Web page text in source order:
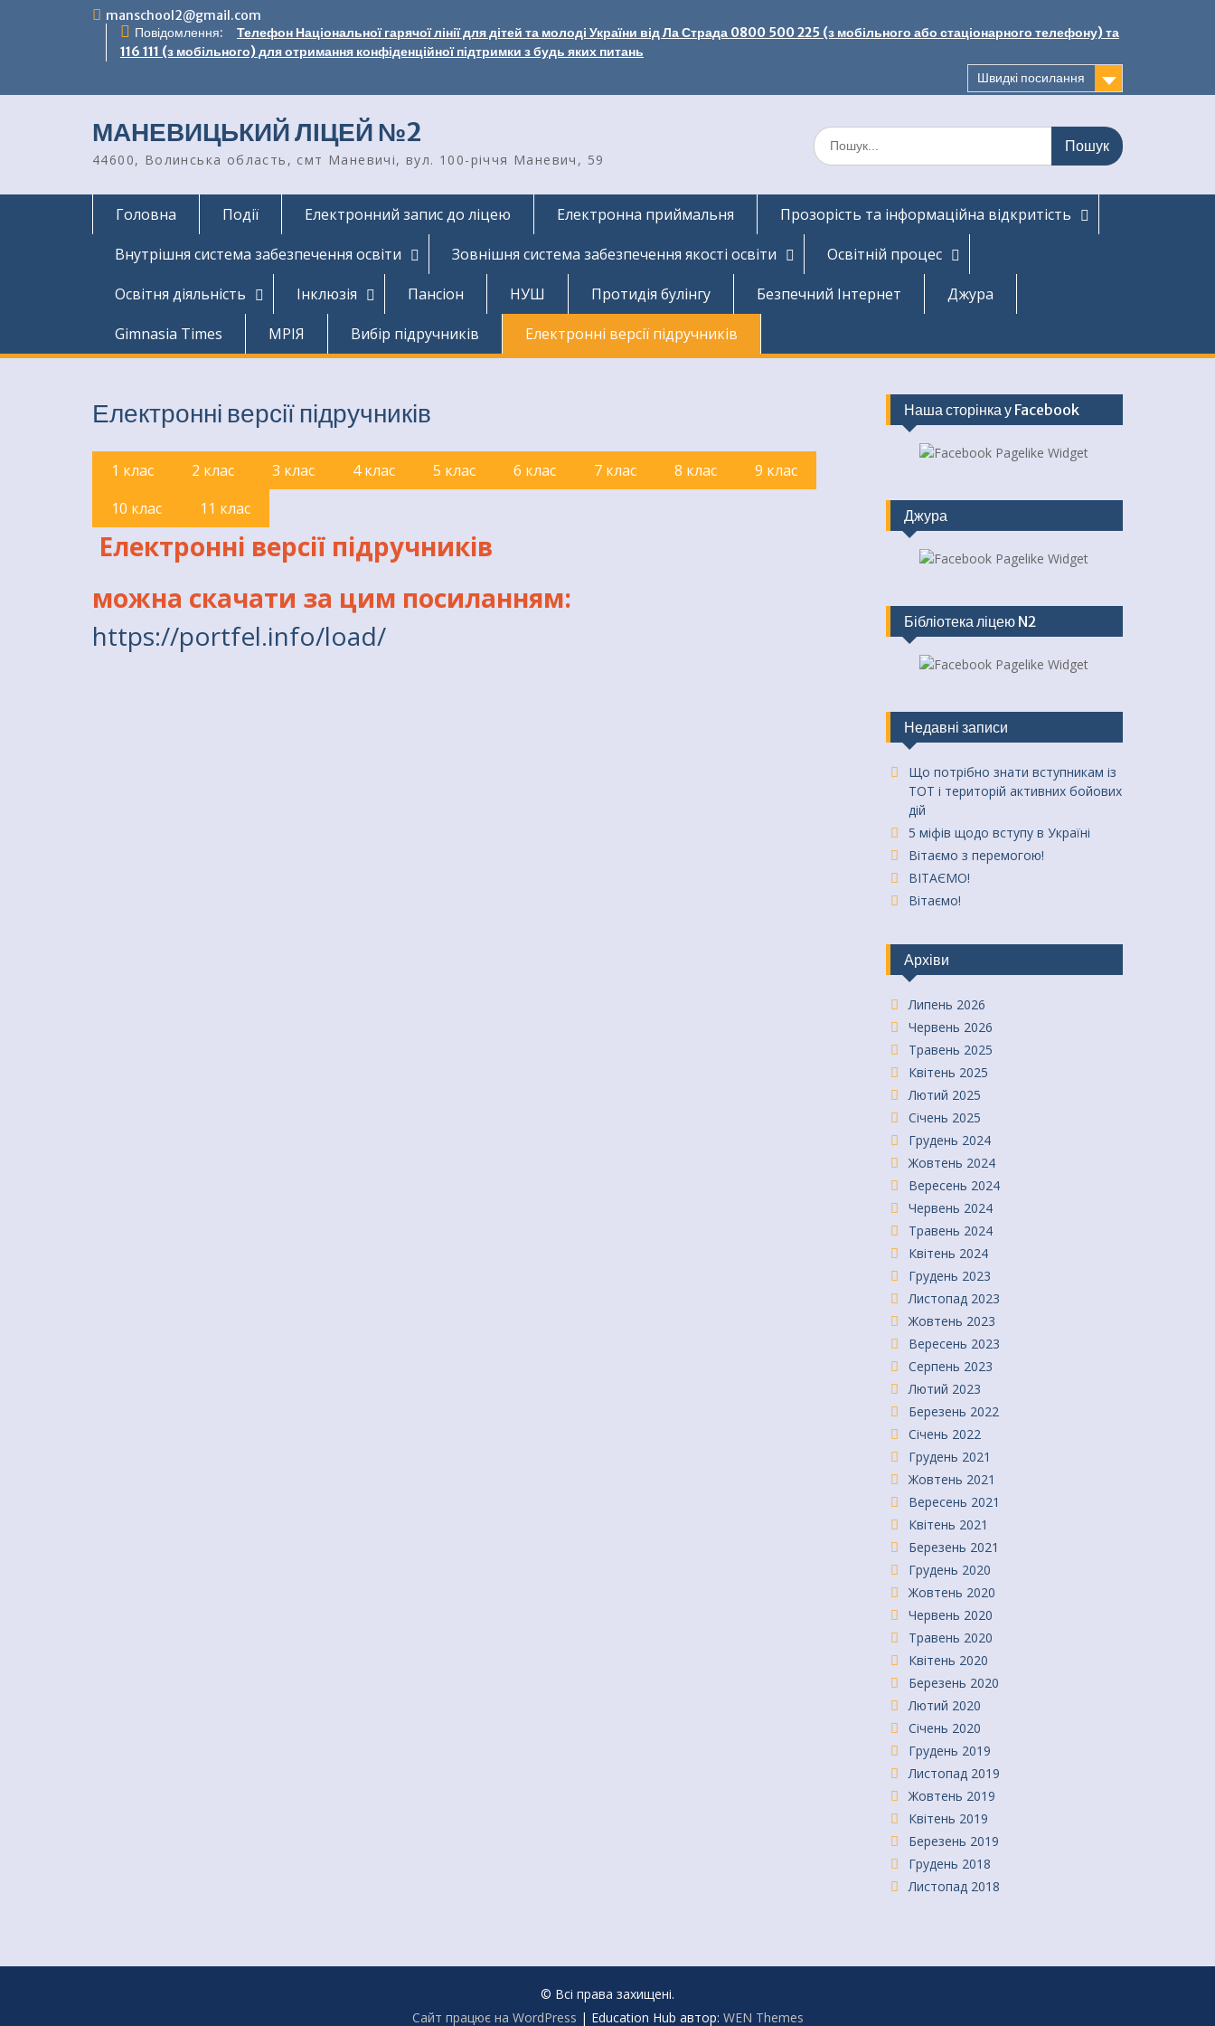
manschool2@gmail.com
Повідомлення:
Телефон Національної гарячої лінії для дітей та молоді України від Ла Страда 0800 500 225 (з мобільного або стаціонарного телефону) та
116 111 (з мобільного) для отримання конфіденційної підтримки з будь яких питань
Швидкі посилання
МАНЕВИЦЬКИЙ ЛІЦЕЙ №2
44600, Волинська область, смт Маневичі, вул. 100-річчя Маневич, 59
Шукати:
Головна Події Електронний запис до ліцею Електронна приймальня
Прозорість та інформаційна відкритість
Внутрішня система забезпечення освіти
Зовнішня система забезпечення якості освіти
Освітній процес
Освітня діяльність
Інклюзія Пансіон НУШ Протидія булінгу Безпечний Інтернет
Джура
Gimnasia Times
МРІЯ Вибір підручників Електронні версії підручників
Електронні версії підручників
1 клас 2 клас 3 клас 4 клас 5 клас 6 клас 7 клас 8 клас
9 клас
10 клас
11 клас
Електронні версії підручників
можна скачати за цим посиланням:
https://portfel.info/load/
Наша сторінка у Facebook
Джура
Бібліотека ліцею N2
Недавні записи
Що потрібно знати вступникам із
ТОТ і територій активних бойових
дій
5 міфів щодо вступу в Україні
Вітаємо з перемогою!
ВІТАЄМО!
Вітаємо!
Архіви
Липень 2026
Червень 2026
Травень 2025
Квітень 2025
Лютий 2025
Січень 2025
Грудень 2024
Жовтень 2024
Вересень 2024
Червень 2024
Травень 2024
Квітень 2024
Грудень 2023
Листопад 2023
Жовтень 2023
Вересень 2023
Серпень 2023
Лютий 2023
Березень 2022
Січень 2022
Грудень 2021
Жовтень 2021
Вересень 2021
Квітень 2021
Березень 2021
Грудень 2020
Жовтень 2020
Червень 2020
Травень 2020
Квітень 2020
Березень 2020
Лютий 2020
Січень 2020
Грудень 2019
Листопад 2019
Жовтень 2019
Квітень 2019
Березень 2019
Грудень 2018
Листопад 2018
© Всі права захищені.
Сайт працює на WordPress | Education Hub автор: WEN Themes